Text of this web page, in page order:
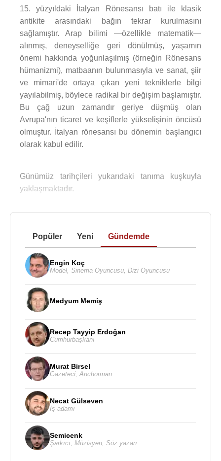
15. yüzyıldaki İtalyan Rönesansı batı ile klasik
antikite arasındaki bağın tekrar kurulmasını
sağlamıştır. Arap bilimi —özellikle matematik—
alınmış, deneyselliğe geri dönülmüş, yaşamın
önemi hakkında yoğunlaşılmış (örneğin Rönesans
hümanizmi), matbaanın bulunmasıyla ve sanat, şiir
ve mimari'de ortaya çıkan yeni tekniklerle bilgi
yayılabilmiş, böylece radikal bir değişim başlamıştır.
Bu çağ uzun zamandır geriye düşmüş olan
Avrupa'nın ticaret ve keşiflerle yükselişinin öncüsü
olmuştur. İtalyan rönesansı bu dönemin başlangıcı
olarak kabul edilir.
Günümüz tarihçileri yukarıdaki tanıma kuşkuyla
yaklaşmaktadır.
Popüler Yeni Gündemde
Engin Koç
Model Sinema Oyuncusu Dizi Oyuncusu
Medyum Memiş
Recep Tayyip Erdoğan
Cumhurbaşkanı
Murat Birsel
Gazeteci Anchorman
Necat Gülseven
İş adamı
Semicenk
Şarkıcı Müzisyen Söz yazarı